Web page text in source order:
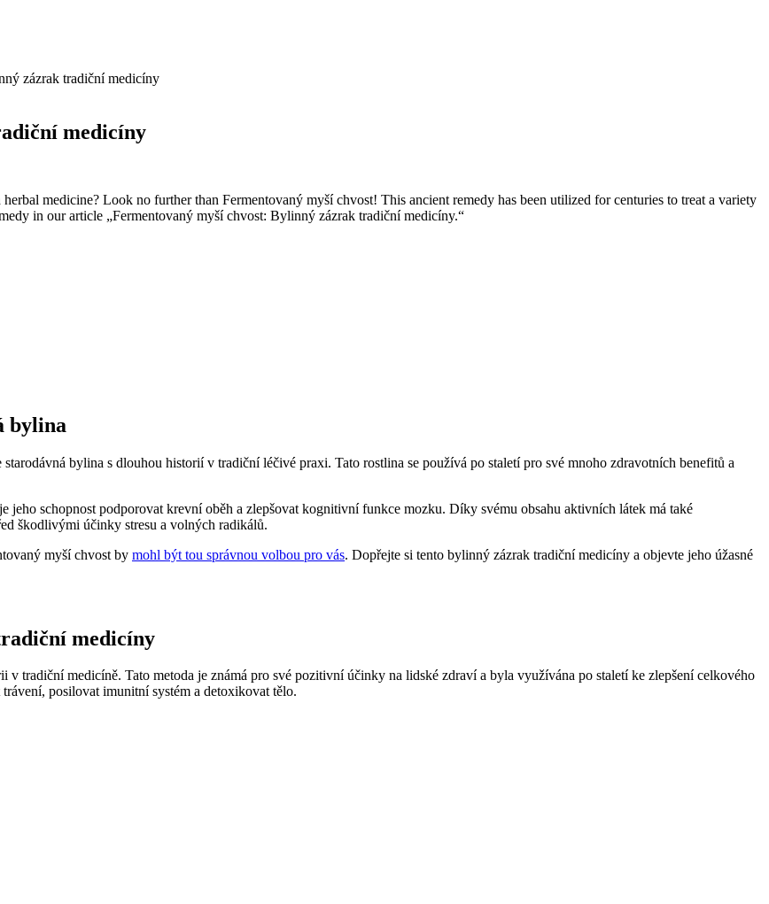
zázrak tradiční medicíny
medicíny
medicine? Look no further than Fermentovaný myší chvost! This ancient remedy has been utilized for centuries to treat a variety
in our article „Fermentovaný myší chvost: Bylinný zázrak tradiční medicíny.“
bylina
bylina s dlouhou historií v tradiční léčivé praxi. Tato rostlina se používá po staletí pro své mnoho zdravotních benefitů a
jeho schopnost podporovat krevní oběh a zlepšovat kognitivní funkce mozku. Díky svému obsahu aktivních látek má také
škodlivými účinky stresu a volných radikálů.
myší chvost by mohl být tou správnou volbou pro vás. Dopřejte si tento bylinný zázrak tradiční medicíny a objevte jeho úžasné
medicíny
tradiční medicíně. Tato metoda je známá pro své pozitivní účinky na lidské zdraví a byla využívána po staletí ke zlepšení celkového
posilovat imunitní systém a detoxikovat tělo.